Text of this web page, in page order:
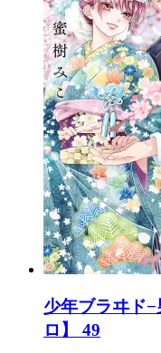
少年ブラヰド
ロ】 49